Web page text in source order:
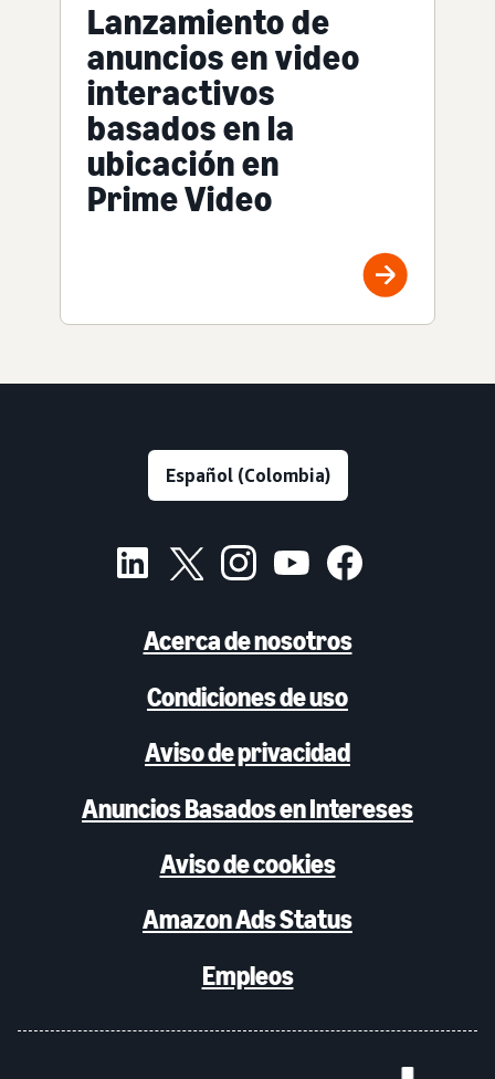
Lanzamiento de
anuncios en video
interactivos
basados en la
ubicación en
Prime Video
Acerca de nosotros
Condiciones de uso
Aviso de privacidad
Anuncios Basados en Intereses
Aviso de cookies
Amazon Ads Status
Empleos